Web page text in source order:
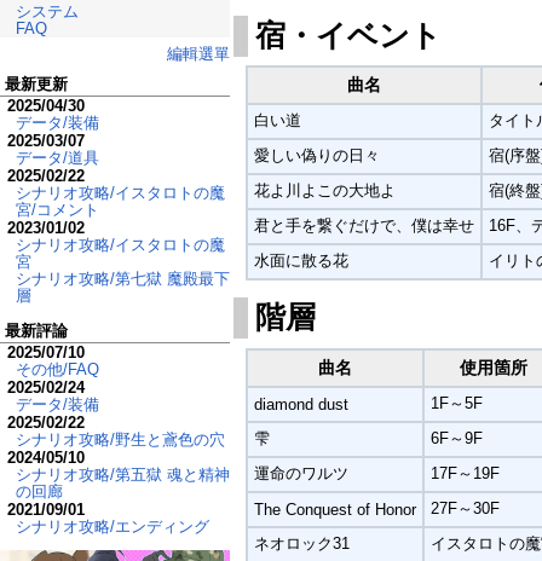
宿・イベント
曲名
白い道
タイト
愛しい偽りの日々
宿(序
花よ川よこの大地よ
宿(終
君と手を繋ぐだけで、僕は幸せ
16F、
水面に散る花
イリト
階層
曲名 使用箇所
diamond dust
1F～5F
雫
6F～9F
運命のワルツ
17F～19F
The Conquest of Honor
27F～30F
ネオロック31
イスタロトの
システム
FAQ
編輯選單
最新更新
2025/04/30
データ/装備
2025/03/07
データ/道具
2025/02/22
シナリオ攻略/イスタロトの魔
宮/コメント
2023/01/02
シナリオ攻略/イスタロトの魔
宮
シナリオ攻略/第七獄 魔殿最下
層
最新評論
2025/07/10
その他/FAQ
2025/02/24
データ/装備
2025/02/22
シナリオ攻略/野生と鳶色の穴
2024/05/10
シナリオ攻略/第五獄 魂と精神
の回廊
2021/09/01
シナリオ攻略/エンディング